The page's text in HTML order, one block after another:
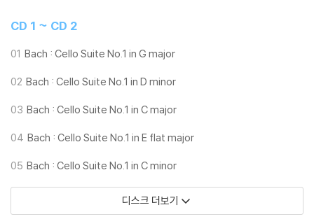
CD 1 ~ CD 2
01 Bach : Cello Suite No.1 in G major
02 Bach : Cello Suite No.1 in D minor
03 Bach : Cello Suite No.1 in C major
04 Bach : Cello Suite No.1 in E flat major
05 Bach : Cello Suite No.1 in C minor
디스크 더보기